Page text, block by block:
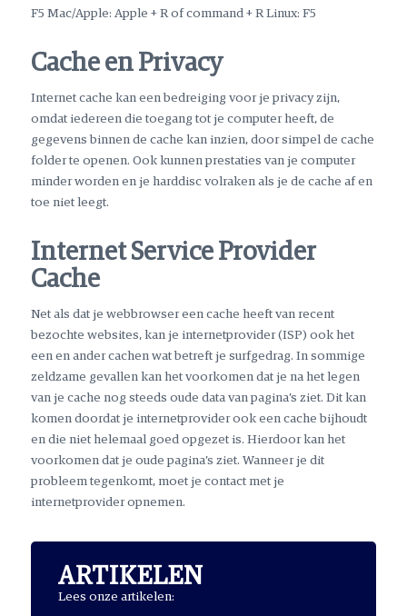
F5 Mac/Apple: Apple + R of command + R Linux: F5
Cache en Privacy
Internet cache kan een bedreiging voor je privacy zijn,
omdat iedereen die toegang tot je computer heeft, de
gegevens binnen de cache kan inzien, door simpel de cache
folder te openen. Ook kunnen prestaties van je computer
minder worden en je harddisc volraken als je de cache af en
toe niet leegt.
Internet Service Provider
Cache
Net als dat je webbrowser een cache heeft van recent
bezochte websites, kan je internetprovider (ISP) ook het
een en ander cachen wat betreft je surfgedrag. In sommige
zeldzame gevallen kan het voorkomen dat je na het legen
van je cache nog steeds oude data van pagina’s ziet. Dit kan
komen doordat je internetprovider ook een cache bijhoudt
en die niet helemaal goed opgezet is. Hierdoor kan het
voorkomen dat je oude pagina’s ziet. Wanneer je dit
probleem tegenkomt, moet je contact met je
internetprovider opnemen.
ARTIKELEN
Lees onze artikelen: